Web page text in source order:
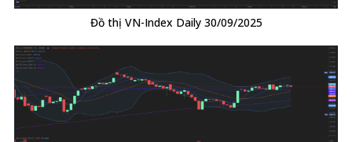
Đồ thị VN-Index Daily 30/09/2025